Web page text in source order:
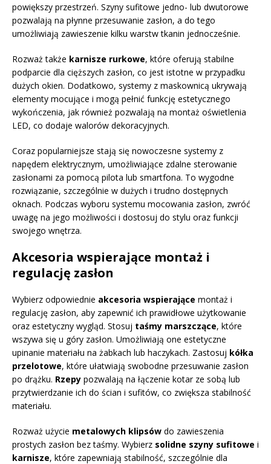
powiększy przestrzeń. Szyny sufitowe jedno- lub dwutorowe
pozwalają na płynne przesuwanie zasłon, a do tego
umożliwiają zawieszenie kilku warstw tkanin jednocześnie.
Rozważ także karnisze rurkowe, które oferują stabilne
podparcie dla cięższych zasłon, co jest istotne w przypadku
dużych okien. Dodatkowo, systemy z maskownicą ukrywają
elementy mocujące i mogą pełnić funkcję estetycznego
wykończenia, jak również pozwalają na montaż oświetlenia
LED, co dodaje walorów dekoracyjnych.
Coraz popularniejsze stają się nowoczesne systemy z
napędem elektrycznym, umożliwiające zdalne sterowanie
zasłonami za pomocą pilota lub smartfona. To wygodne
rozwiązanie, szczególnie w dużych i trudno dostępnych
oknach. Podczas wyboru systemu mocowania zasłon, zwróć
uwagę na jego możliwości i dostosuj do stylu oraz funkcji
swojego wnętrza.
Akcesoria wspierające montaż i
regulację zasłon
Wybierz odpowiednie akcesoria wspierające montaż i
regulację zasłon, aby zapewnić ich prawidłowe użytkowanie
oraz estetyczny wygląd. Stosuj taśmy marszczące, które
wszywa się u góry zasłon. Umożliwiają one estetyczne
upinanie materiału na żabkach lub haczykach. Zastosuj kółka
przelotowe, które ułatwiają swobodne przesuwanie zasłon
po drążku. Rzepy pozwalają na łączenie kotar ze sobą lub
przytwierdzanie ich do ścian i sufitów, co zwiększa stabilność
materiału.
Rozważ użycie metalowych klipsów do zawieszenia
prostych zasłon bez taśmy. Wybierz solidne szyny sufitowe i
karnisze, które zapewniają stabilność, szczególnie dla